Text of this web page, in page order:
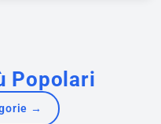
Popolari
→